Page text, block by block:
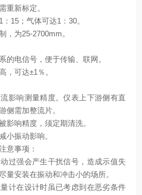
重新标定。
15；气体可达1：30。
，为25-2700mm。
的电信号，便于传输、联网。
，可达±1％。
影响测量精度。仪表上下游侧有直
侧需加整流片。
影响精度，须定期清洗。
小振动影响。
意事项：
过强会产生干扰信号，造成示值失
量安装在振动和冲击小的场所。
计在设计时虽已考虑到在恶劣条件